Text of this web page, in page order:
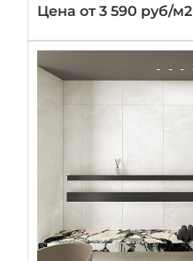
Цена от 3 590 руб/м2